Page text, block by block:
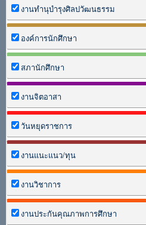
งานทำนุบำรุงศิลปวัฒนธรรม
องค์การนักศึกษา
สภานักศึกษา
งานจิตอาสา
วันหยุดราชการ
งานแนะแนว/ทุน
งานวิชาการ
งานประกันคุณภาพการศึกษา